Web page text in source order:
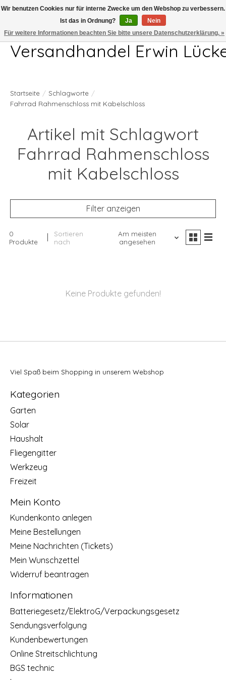
Telefon 04407 715872 MO-DO 7.00-17.00Uhr FR 7.00-13.00Uhr
Versandhandel Erwin
Startseite / Schlagworte /
Fahrrad Rahmenschloss mit Kabelschloss
Artikel mit Schlagwort
Fahrrad Rahmenschloss
mit Kabelschloss
Filter anzeigen
0
Produkte
Sortieren
nach
Am meisten
angesehen
Keine Produkte gefunden!
Viel Spaß beim Shopping in unserem Webshop
Kategorien
Garten
Solar
Haushalt
Fliegengitter
Werkzeug
Freizeit
Mein Konto
Kundenkonto anlegen
Meine Bestellungen
Meine Nachrichten (Tickets)
Mein Wunschzettel
Widerruf beantragen
Informationen
Batteriegesetz/ElektroG/Verpackungsgesetz
Sendungsverfolgung
Kundenbewertungen
Online Streitschlichtung
BGS technic
Wir benutzen Cookies nur für interne Zwecke um den Webshop zu verbessern.
Ist das in Ordnung?
Ja
Nein
Für weitere Informationen beachten Sie bitte unsere Datenschutzerklärung. »